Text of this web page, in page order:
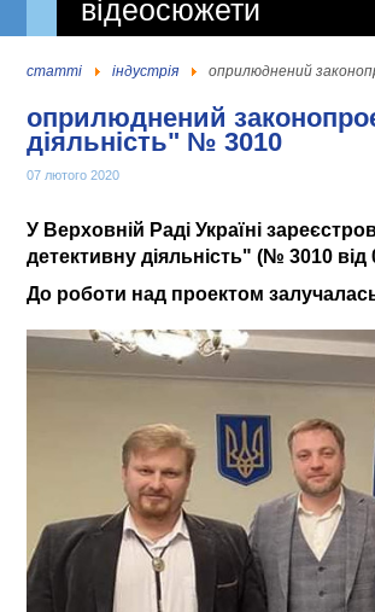
відеосюжети
статті індустрія оприлюднений
оприлюднений
діяльність" № 3010
07 лютого 2020
У Верховній Раді Україні
детективну діяльність" (№ 3010 від
До роботи над проектом